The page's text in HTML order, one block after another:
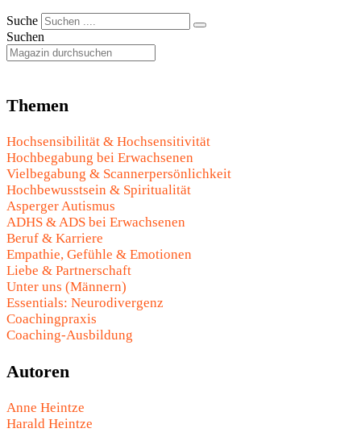
Suche
Suchen
Themen
Hochsensibilität & Hochsensitivität
Hochbegabung bei Erwachsenen
Vielbegabung & Scannerpersönlichkeit
Hochbewusstsein & Spiritualität
Asperger Autismus
ADHS & ADS bei Erwachsenen
Beruf & Karriere
Empathie, Gefühle & Emotionen
Liebe & Partnerschaft
Unter uns (Männern)
Essentials: Neurodivergenz
Coachingpraxis
Coaching-Ausbildung
Autoren
Anne Heintze
Harald Heintze